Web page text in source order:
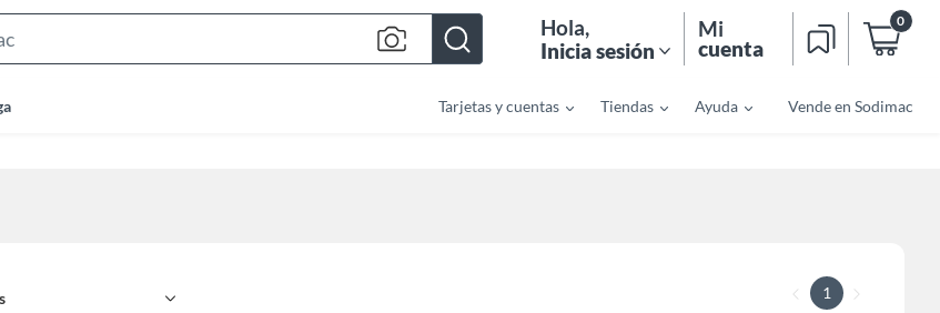
Bar
Hola,
Inicia sesión
Mi
cuenta
0
Tarjetas y cuentas Tiendas Ayuda Vende en Sodimac
1